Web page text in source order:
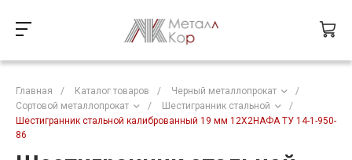
Главная / Каталог товаров / Черный металлопрокат
/
Сортовой металлопрокат
/ Шестигранник стальной
/
Шестигранник стальной калиброванный 19 мм 12Х2НАФА ТУ 14-1-950-
86